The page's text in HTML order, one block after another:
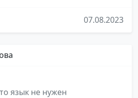
07.08.2023
язык не нужен